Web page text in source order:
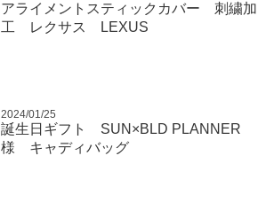
アライメントスティックカバー 刺繍加
工 レクサス LEXUS
2024/01/25
誕生日ギフト SUN×BLD PLANNER
様 キャディバッグ